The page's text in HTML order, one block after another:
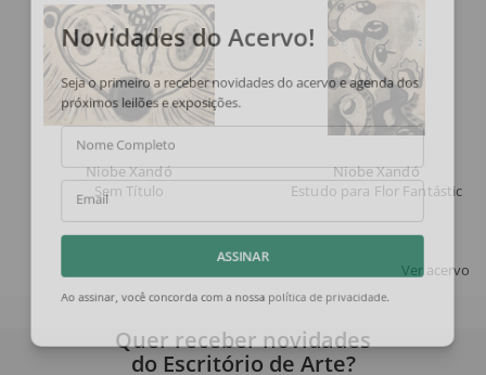
Niobe Xandó
Sem Título
Niobe Xandó
Estudo para Flor Fantástica
Ver acervo
Novidades do Acervo!
Seja o primeiro a receber novidades do acervo e agenda dos
próximos leilões e exposições.
Nome Completo
Email
Quer receber novidades
do Escritório de Arte?